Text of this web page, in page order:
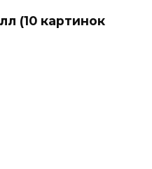
(10 картинок